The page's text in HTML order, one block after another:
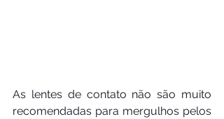
As lentes de contato não são muito
recomendadas para mergulhos pelos